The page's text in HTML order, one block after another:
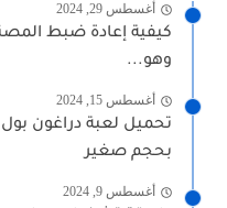
أغسطس 29, 2024
كيفية إعادة ضبط
وهو...
أغسطس 15, 2024
بحجم صغير
أغسطس 9, 2024